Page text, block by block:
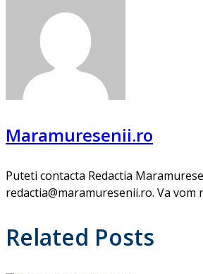
Maramuresenii.ro
Puteti contacta Redactia
redactia@maramuresenii.ro. Va
Related Posts